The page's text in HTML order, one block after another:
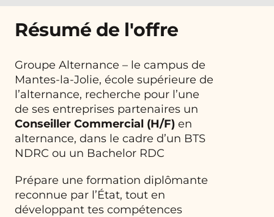
Résumé de l'offre
Groupe Alternance – le campus de
Mantes-la-Jolie, école supérieure de
l’alternance, recherche pour l’une
de ses entreprises partenaires un
Conseiller Commercial (H/F) en
alternance, dans le cadre d’un BTS
NDRC ou un Bachelor RDC
Prépare une formation diplômante
reconnue par l’État, tout en
développant tes compétences